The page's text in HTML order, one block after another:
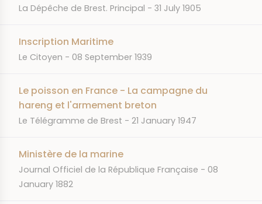
JOURNAL
La Dépêche de Brest. Principal DATE
31 July 1905
Inscription Maritime
JOURNAL
Le Citoyen DATE
08 September 1939
Le poisson en France - La campagne du
hareng et l'armement breton
JOURNAL
Le Télégramme de Brest DATE
21 January 1947
Ministère de la marine
JOURNAL
Journal Officiel de la République Française DATE
08
January 1882